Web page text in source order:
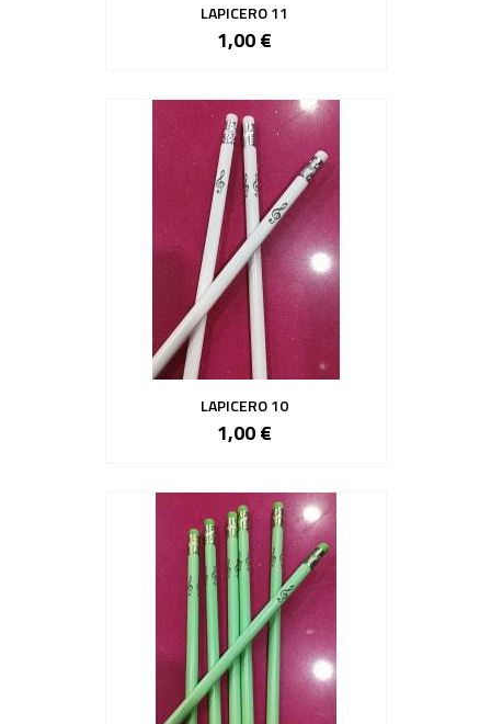
LAPICERO 11
1,00 €
LAPICERO 10
1,00 €